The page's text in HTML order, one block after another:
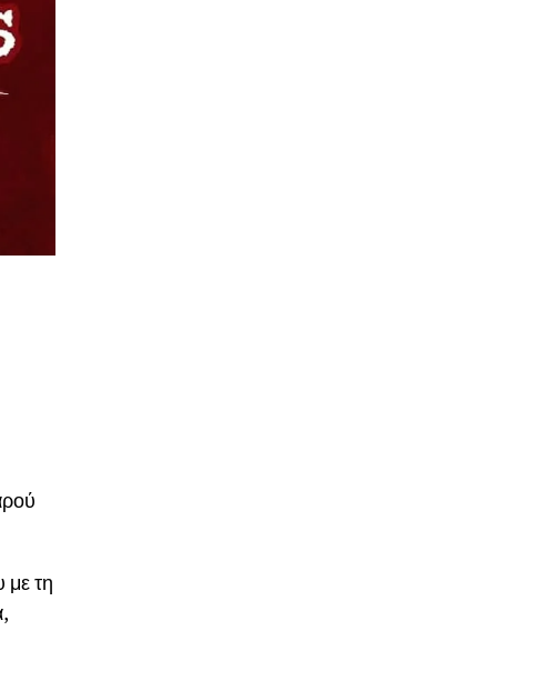
με τη